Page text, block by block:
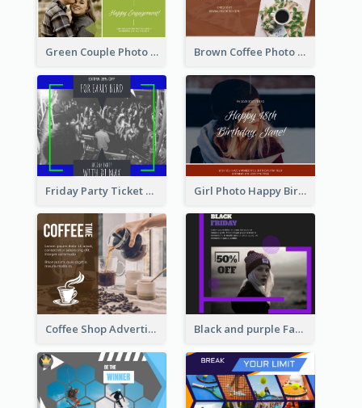
Green Couple Photo Happy Engagement Facebook Post Brown Coffee Photo Coffee Shop Facebook Post
Friday Party Ticket Facebook Post Girl Photo Happy Birthday Facebook Post
Coffee Shop Advertising Facebook Post With Details Black and purple Facebook Post